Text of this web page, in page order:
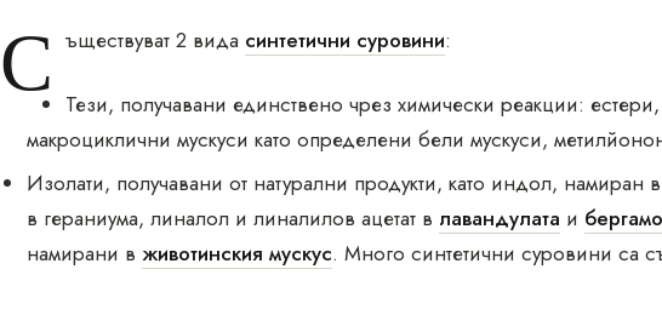
С ъществуват 2 вида синтетични суровини:
Тези, получавани единствено чрез химически реакции:
макроциклични мускуси като определени бели мускуси,
Изолати, получавани от натурални продукти, като индол, намиран
в гераниума, линалол и линалилов ацетат в лавандулата и
намирани вживотинския мускус. Много синтетични суровини са